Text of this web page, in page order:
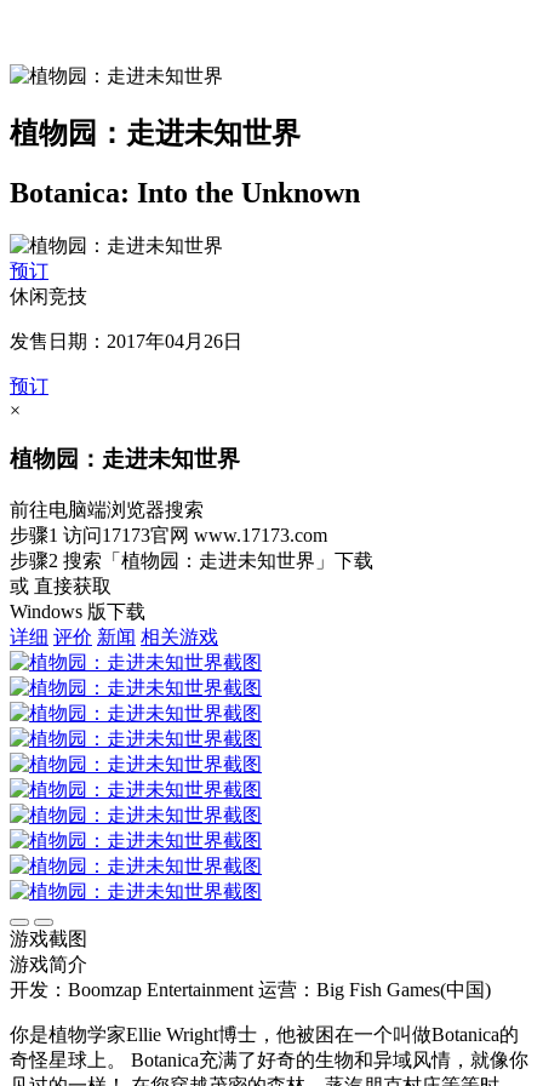
植物园：走进未知世界
Botanica: Into the Unknown
预订
休闲竞技
发售日期：2017年04月26日
预订
×
植物园：走进未知世界
前往电脑端浏览器搜索
步骤1 访问17173官网 www.17173.com
步骤2 搜索 「植物园：走进未知世界」 下载
或 直接获取
Windows 版下载
详细 评价 新闻 相关游戏
游戏截图
游戏简介
开发：Boomzap Entertainment 运营：Big Fish Games(中国)
你是植物学家Ellie Wright博士，他被困在一个叫做Botanica的
奇怪星球上。 Botanica充满了好奇的生物和异域风情，就像你